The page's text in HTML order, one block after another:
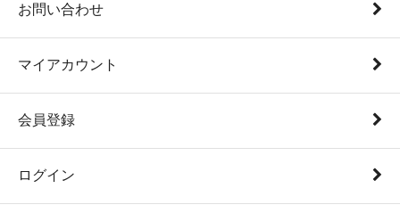
お問い合わせ
マイアカウント
会員登録
ログイン